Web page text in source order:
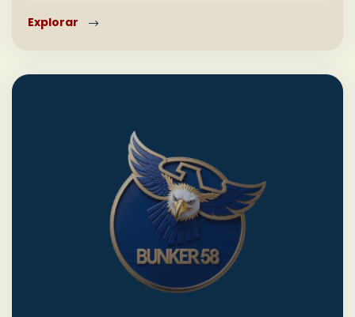
Explorar